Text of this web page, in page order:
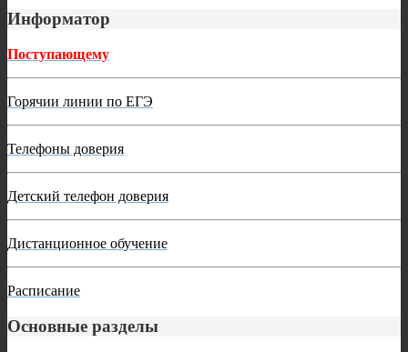
Информатор
Поступающему
Горячии линии по ЕГЭ
Телефоны доверия
Детский телефон доверия
Дистанционное обучение
Расписание
Основные разделы